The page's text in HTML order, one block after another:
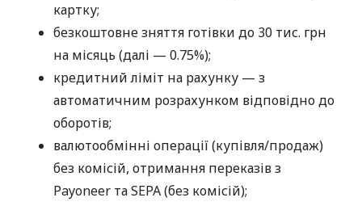
картку;
безкоштовне зняття готівки до 30 тис. грн
на місяць (далі — 0.75%);
кредитний ліміт на рахунку — з
автоматичним розрахунком відповідно до
оборотів;
валютообмінні операції (купівля/продаж)
без комісій, отримання переказів з
Payoneer та SEPA (без комісій);